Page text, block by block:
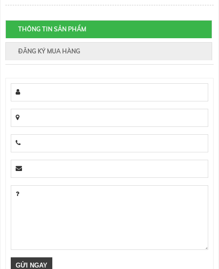
THÔNG TIN SẢN PHẨM
ĐĂNG KÝ MUA HÀNG